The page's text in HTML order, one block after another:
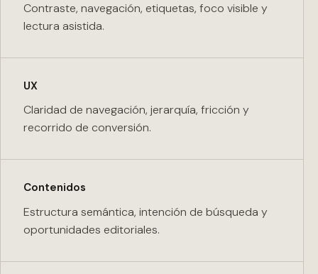
Contraste, navegación, etiquetas, foco visible y
lectura asistida.
UX
Claridad de navegación, jerarquía, fricción y
recorrido de conversión.
Contenidos
Estructura semántica, intención de búsqueda y
oportunidades editoriales.